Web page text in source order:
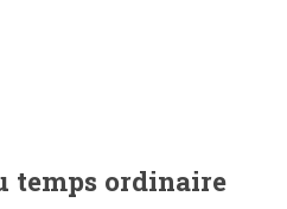
temps ordinaire